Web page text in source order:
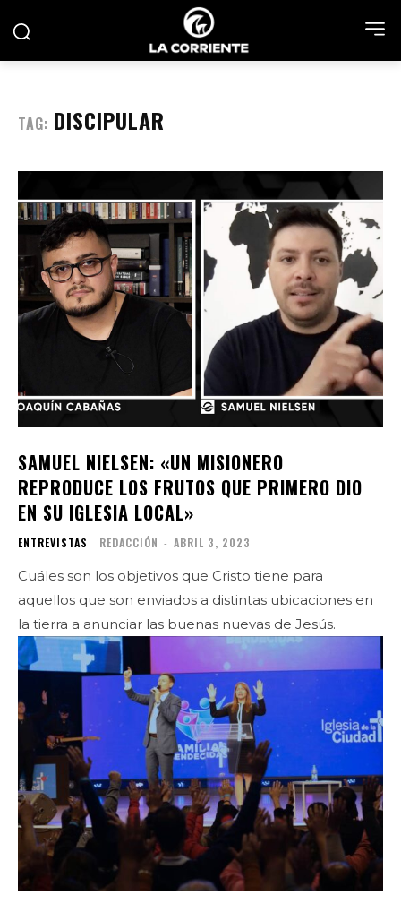
TAG: DISCIPULAR
SAMUEL NIELSEN: «UN MISIONERO
REPRODUCE LOS FRUTOS QUE PRIMERO DIO
EN SU IGLESIA LOCAL»
ENTREVISTAS REDACCIÓN - ABRIL 3, 2023
Cuáles son los objetivos que Cristo tiene para
aquellos que son enviados a distintas ubicaciones en
la tierra a anunciar las buenas nuevas de Jesús.